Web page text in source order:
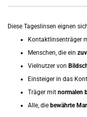
Diese Tageslinsen eignen
Kontaktlinsenträger
Menschen, die ein
Vielnutzer von
Einsteiger in das
Träger mit normalen
Alle, die bewährte